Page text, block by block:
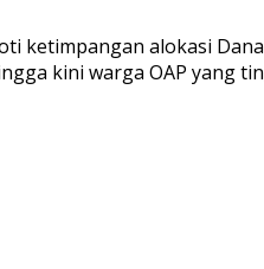
ketimpangan alokasi
kini warga OAP yang